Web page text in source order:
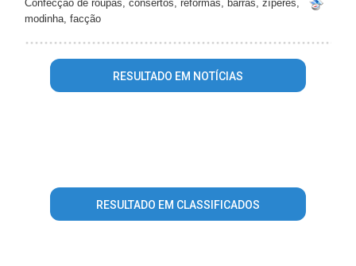
Confecção de roupas, consertos, reformas, barras, zíperes,
modinha, facção
RESULTADO EM NOTÍCIAS
RESULTADO EM CLASSIFICADOS